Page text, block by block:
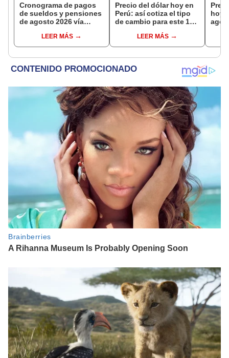
Cronograma de pagos
de sueldos y pensiones
de agosto 2026 vía
conoce las fechas de
depósito
LEER MÁS
Precio del dólar hoy en
Perú: así cotiza el tipo
de cambio para este 10
LEER MÁS
hoy,